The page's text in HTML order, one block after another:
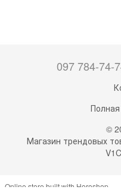
097 784-74-
©
Магазин трендовых
Online store built with Horoshop